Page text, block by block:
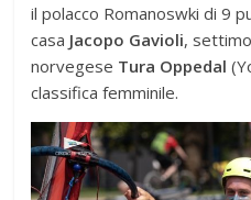
il polacco Romanoswki di 9
casa Jacopo Gavioli,
norvegese Tura Oppedal
classifica femminile.